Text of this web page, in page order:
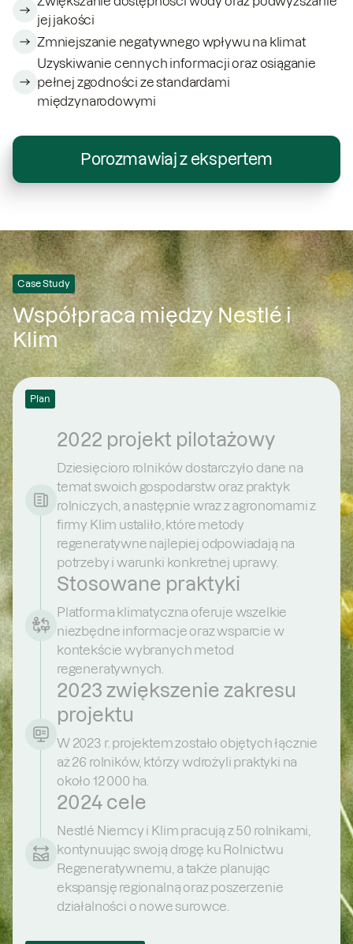
jej jakości
Zmniejszanie negatywnego wpływu na klimat
Uzyskiwanie cennych informacji oraz osiąganie
pełnej zgodności ze standardami
międzynarodowymi
Porozmawiaj z ekspertem
Case Study
Współpraca między Nestlé i
Klim
Plan
2022 projekt pilotażowy
Dziesięcioro rolników dostarczyło dane na
temat swoich gospodarstw oraz praktyk
rolniczych, a następnie wraz z agronomami z
firmy Klim ustaliło, które metody
regeneratywne najlepiej odpowiadają na
potrzeby i warunki konkretnej uprawy.
Stosowane praktyki
Platforma klimatyczna oferuje wszelkie
niezbędne informacje oraz wsparcie w
kontekście wybranych metod
regeneratywnych.
2023 zwiększenie zakresu
projektu
W 2023 r. projektem zostało objętych łącznie
aż 26 rolników, którzy wdrożyli praktyki na
około 12 000 ha.
2024 cele
Nestlé Niemcy i Klim pracują z 50 rolnikami,
kontynuując swoją drogę ku Rolnictwu
Regeneratywnemu, a także planując
ekspansję regionalną oraz poszerzenie
działalności o nowe surowce.